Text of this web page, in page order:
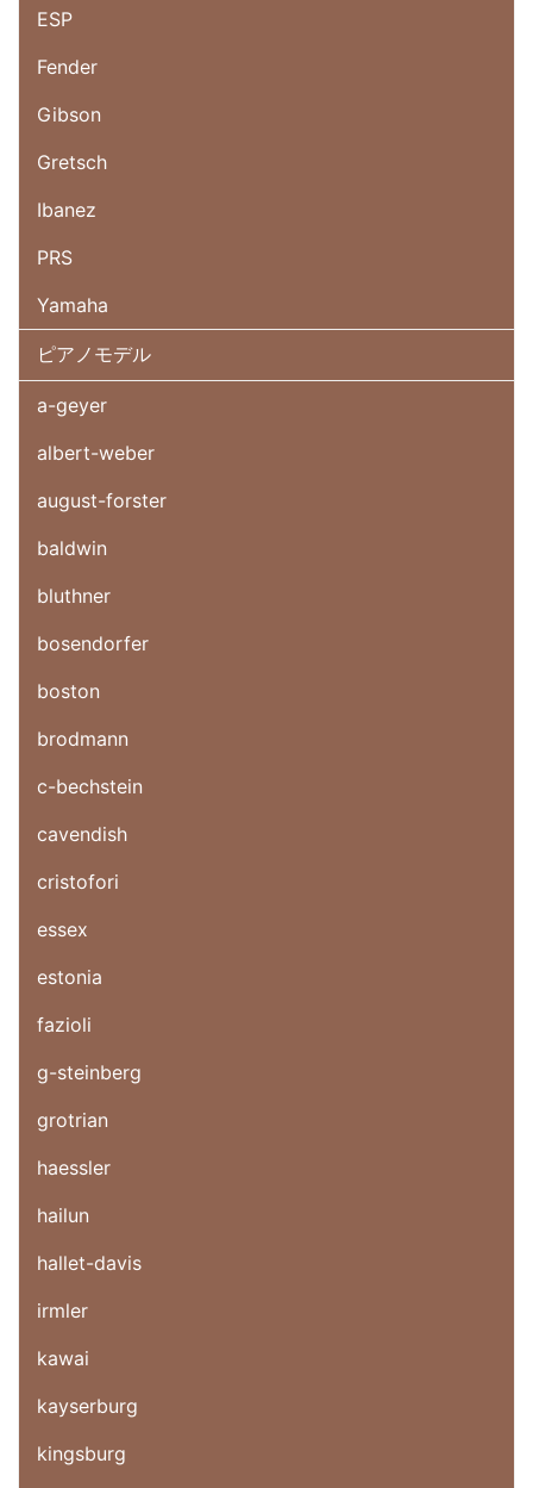
ESP
Fender
Gibson
Gretsch
Ibanez
PRS
Yamaha
ピアノモデル
a-geyer
albert-weber
august-forster
baldwin
bluthner
bosendorfer
boston
brodmann
c-bechstein
cavendish
cristofori
essex
estonia
fazioli
g-steinberg
grotrian
haessler
hailun
hallet-davis
irmler
kawai
kayserburg
kingsburg